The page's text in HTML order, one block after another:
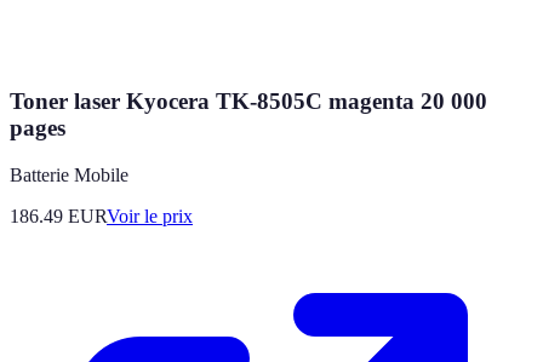
Toner laser Kyocera TK-8505C magenta 20 000
pages
Batterie Mobile
186.49 EURVoir le prix